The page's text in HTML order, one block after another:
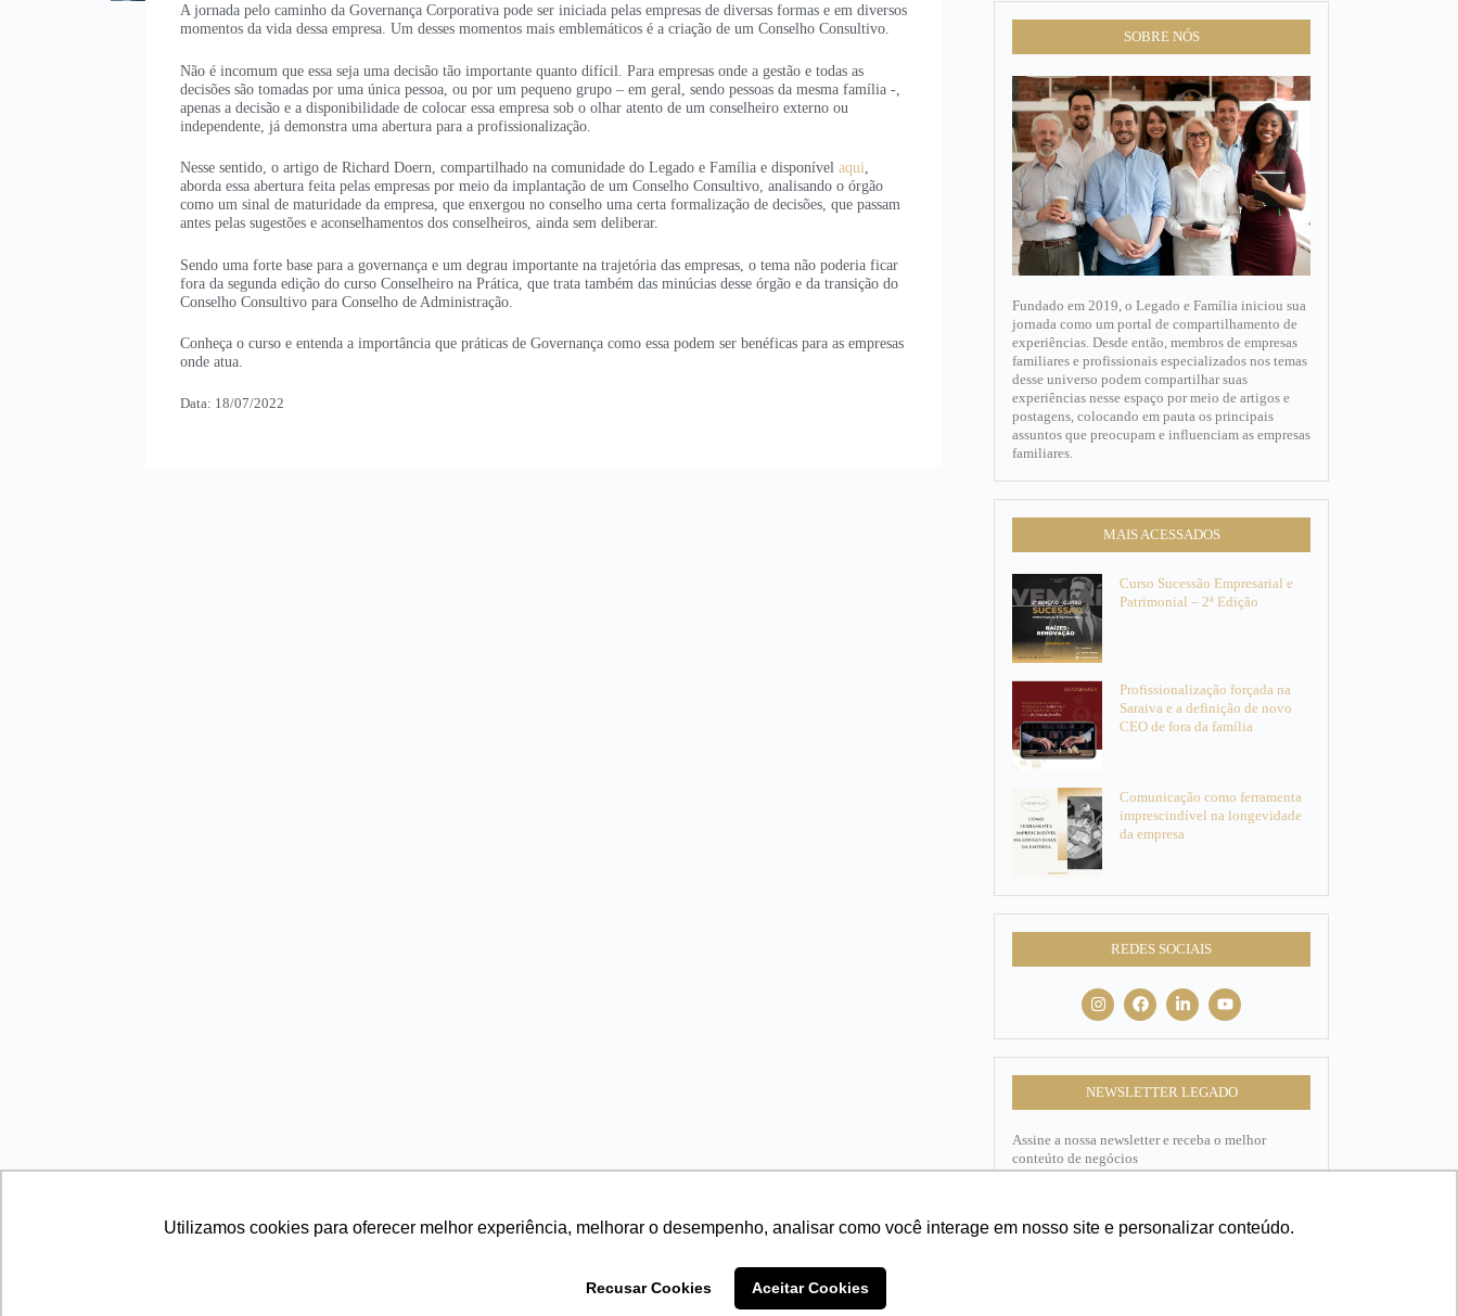
Utilizamos cookies para oferecer melhor experiência, melhorar o desempenho, analisar como você interage em nosso site e personalizar conteúdo.
Recusar Cookies Aceitar Cookies
A jornada pelo caminho da Governança Corporativa pode ser iniciada pelas empresas de diversas formas e em diversos
momentos da vida dessa empresa. Um desses momentos mais emblemáticos é a criação de um Conselho Consultivo.
Não é incomum que essa seja uma decisão tão importante quanto difícil. Para empresas onde a gestão e todas as
decisões são tomadas por uma única pessoa, ou por um pequeno grupo – em geral, sendo pessoas da mesma família -,
apenas a decisão e a disponibilidade de colocar essa empresa sob o olhar atento de um conselheiro externo ou
independente, já demonstra uma abertura para a profissionalização.
Nesse sentido, o artigo de Richard Doern, compartilhado na comunidade do Legado e Família e disponível aqui
aborda essa abertura feita pelas empresas por meio da implantação de um Conselho Consultivo, analisando o órgão
como um sinal de maturidade da empresa, que enxergou no conselho uma certa formalização de decisões, que passam
antes pelas sugestões e aconselhamentos dos conselheiros, ainda sem deliberar.
Sendo uma forte base para a governança e um degrau importante na trajetória das empresas, o tema não poderia ficar
fora da segunda edição do curso Conselheiro na Prática, que trata também das minúcias desse órgão e da transição do
Conselho Consultivo para Conselho de Administração.
Conheça o curso e entenda a importância que práticas de Governança como essa podem ser benéficas para as empresas
onde atua.
Data: 18/07/2022
SOBRE NÓS
Fundado em 2019, o Legado e Família iniciou sua
jornada como um portal de compartilhamento de
experiências. Desde então, membros de empresas
familiares e profissionais especializados nos temas
desse universo podem compartilhar suas
experiências nesse espaço por meio de artigos e
postagens, colocando em pauta os principais
assuntos que preocupam e influenciam as empresas
familiares.​
MAIS ACESSADOS
Curso Sucessão Empresarial e
Patrimonial – 2ª Edição
Profissionalização forçada na
Saraiva e a definição de novo
CEO de fora da família
Comunicação como ferramenta
imprescindível na longevidade
da empresa
REDES SOCIAIS
NEWSLETTER LEGADO
Assine a nossa newsletter e receba o melhor
conteúto de negócios